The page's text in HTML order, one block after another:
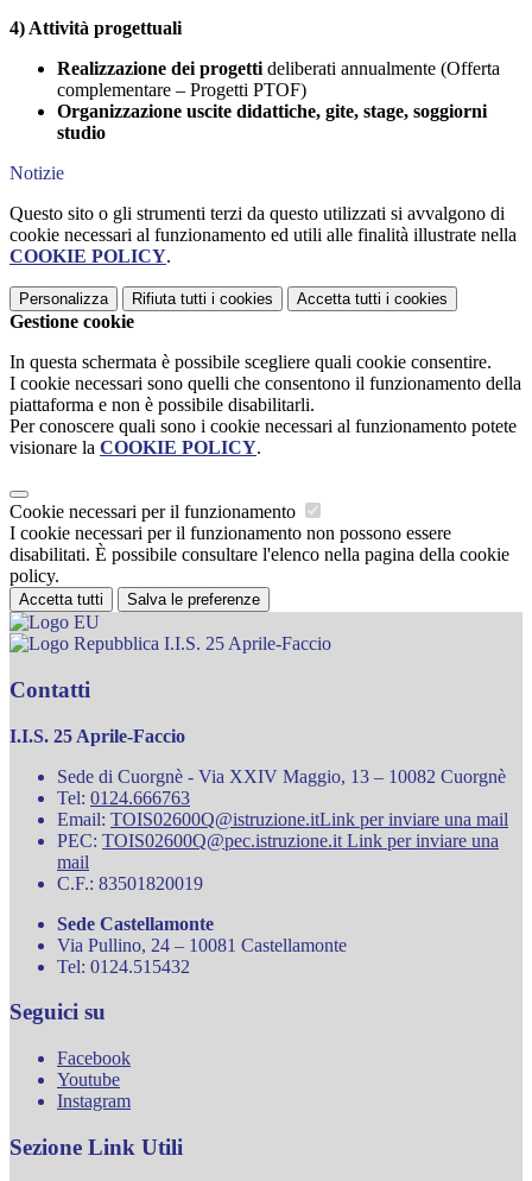
4) Attività progettuali
Realizzazione dei progetti deliberati annualmente (Offerta
complementare – Progetti PTOF)
Organizzazione uscite didattiche, gite, stage, soggiorni
studio
Notizie
Questo sito o gli strumenti terzi da questo utilizzati si avvalgono di
cookie necessari al funzionamento ed utili alle finalità illustrate nella
COOKIE POLICY.
Personalizza Rifiuta tutti i cookies Accetta tutti i cookies
Gestione cookie
In questa schermata è possibile scegliere quali cookie consentire.
I cookie necessari sono quelli che consentono il funzionamento della
piattaforma e non è possibile disabilitarli.
Per conoscere quali sono i cookie necessari al funzionamento potete
visionare la COOKIE POLICY.
Cookie necessari per il funzionamento
I cookie necessari per il funzionamento non possono essere
disabilitati. È possibile consultare l'elenco nella pagina della cookie
policy.
Accetta tutti Salva le preferenze
I.I.S. 25 Aprile-Faccio
Contatti
I.I.S. 25 Aprile-Faccio
Sede di Cuorgnè - Via XXIV Maggio, 13 – 10082 Cuorgnè
Tel: 0124.666763
Email: TOIS02600Q@istruzione.itLink per inviare una mail
PEC: TOIS02600Q@pec.istruzione.it Link per inviare una
mail
C.F.: 83501820019
Sede Castellamonte
Via Pullino, 24 – 10081 Castellamonte
Tel: 0124.515432
Seguici su
Facebook
Youtube
Instagram
Sezione Link Utili